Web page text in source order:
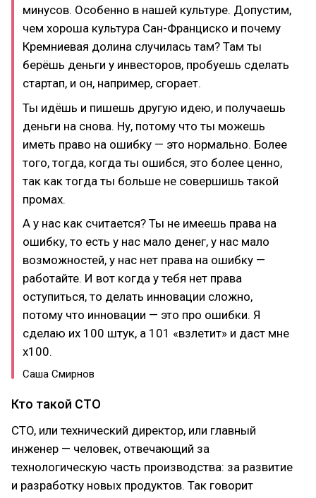
минусов. Особенно в нашей культуре. Допустим,
чем хороша культура Сан-Франциско и почему
Кремниевая долина случилась там? Там ты
берёшь деньги у инвесторов, пробуешь сделать
стартап, и он, например, сгорает.
Ты идёшь и пишешь другую идею, и получаешь
деньги на снова. Ну, потому что ты можешь
иметь право на ошибку — это нормально. Более
того, тогда, когда ты ошибся, это более ценно,
так как тогда ты больше не совершишь такой
промах.
А у нас как считается? Ты не имеешь права на
ошибку, то есть у нас мало денег, у нас мало
возможностей, у нас нет права на ошибку —
работайте. И вот когда у тебя нет права
оступиться, то делать инновации сложно,
потому что инновации — это про ошибки. Я
сделаю их 100 штук, а 101 «взлетит» и даст мне
х100.
Саша Смирнов
Кто такой CTO
CTO, или технический директор, или главный
инженер — человек, отвечающий за
технологическую часть производства: за развитие
и разработку новых продуктов. Так говорит